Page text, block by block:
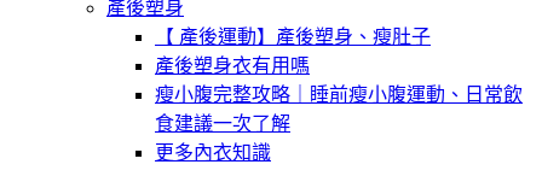
產後塑身
【 產後運動】產後塑身、瘦肚子
產後塑身衣有用嗎
瘦小腹完整攻略｜睡前瘦小腹運動、日常飲
食建議一次了解
更多內衣知識